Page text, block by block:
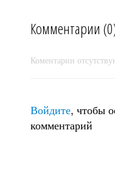
Комментарии
Коментарии
Войдите, чтобы
комментарий